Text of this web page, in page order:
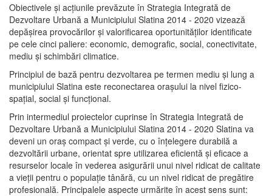
Obiectivele şi acţiunile prevăzute în Strategia Integrată de
Dezvoltare Urbană a Municipiului Slatina 2014 - 2020 vizează
depășirea provocărilor şi valorificarea oportunităţilor identificate
pe cele cinci paliere: economic, demografic, social, conectivitate,
mediu şi schimbări climatice.
Principiul de bază pentru dezvoltarea pe termen mediu şi lung a
municipiului Slatina este reconectarea oraşului la nivel fizico-
spaţial, social şi funcţional.
Prin intermediul proiectelor cuprinse în Strategia Integrată de
Dezvoltare Urbană a Municipiului Slatina 2014 - 2020 Slatina va
deveni un oraş compact şi verde, cu o înţelegere durabilă a
dezvoltării urbane, orientat spre utilizarea eficientă şi eficace a
resurselor locale în vederea asigurării unui nivel ridicat de calitate
a vieţii pentru o populaţie tânără, cu un nivel ridicat de pregătire
profesională. Principalele aspecte urmărite în acest sens sunt: